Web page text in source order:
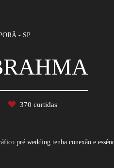
- SP
370 curtidas
pré wedding tenha conexão e